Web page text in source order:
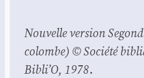
Nou­velle ver­sion
colombe) © Socié­té
Bibli’O, 1978.